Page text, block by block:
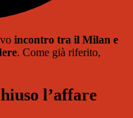
incontro tra il Milan e
. Come già riferito,
l’affare